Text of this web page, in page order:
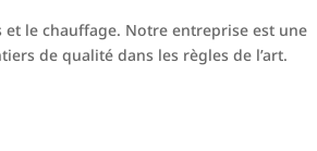
et le chauffage. Notre entreprise est une
de qualité dans les règles de l’art.